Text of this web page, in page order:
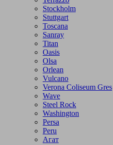
Stockholm
Stuttgart
Toscana
Sanray
Titan
Oasis
Olsa
Orlean
Vulcano
Verona Coliseum Gres
Wave
Steel Rock
Washington
Persa
Peru
Агат